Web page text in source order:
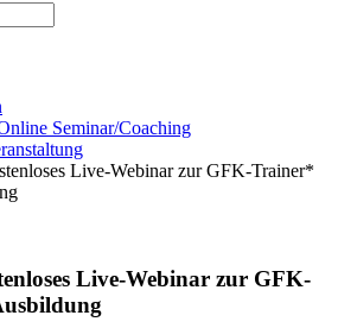
Seminar/Coaching
Live-Webinar zur GFK-Trainer*
Live-Webinar zur GFK-